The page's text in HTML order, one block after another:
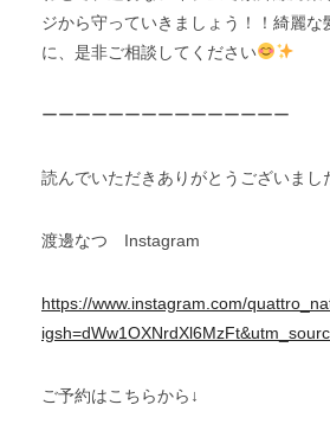
ジから守っていきましょう！！綺麗な
に、是非ご相談してください
ーーーーーーーーーーーーーーー
読んでいただきありがとうございま
渡邊なつ Instagram
https://www.instagram.com/
ご予約はこちらから↓